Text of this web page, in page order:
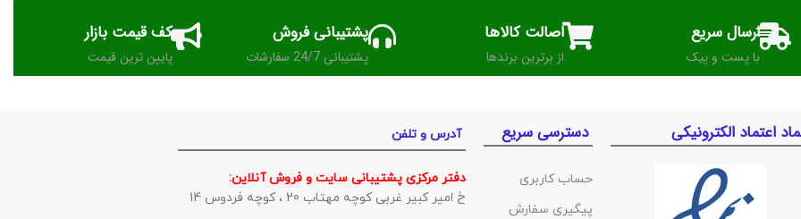
ارسال سریع
با پست و پیک
اصالت کالاها
از برترین برندها
پشتیبانی فروش
پشتیبانی 24/7 سفارشات
کف قیمت بازار
پایین ترین قیمت
اعتماد الکترونیکی دسترسی سریع
حساب کاربری
پیگیری سفارش
آدرس و تلفن
دفتر مرکزی پشتیبانی سایت و فروش آنلاین:
خ امیر کبیر غربی کوچه مهتاب 20 ، کوچه فردوس 14